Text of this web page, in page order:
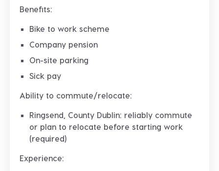
Benefits:
Bike to work scheme
Company pension
On-site parking
Sick pay
Ability to commute/relocate:
Ringsend, County Dublin: reliably commute
or plan to relocate before starting work
(required)
Experience: